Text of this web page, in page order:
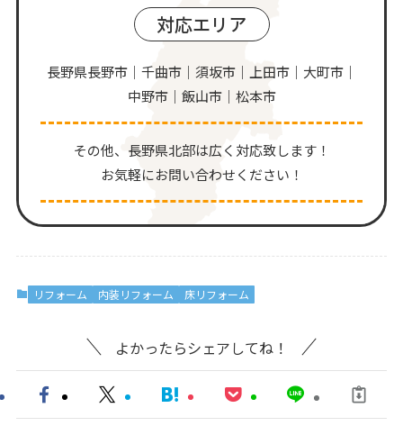
対応エリア
長野県長野市｜千曲市｜須坂市｜上田市｜大町市｜
中野市｜飯山市｜松本市
その他、⻑野県北部は広く対応致します！
お気軽にお問い合わせください！
リフォーム 内装リフォーム 床リフォーム
よかったらシェアしてね！